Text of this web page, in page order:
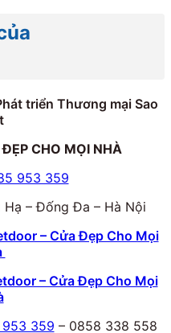
triển Thương mại Sao
CHO MỌI NHÀ
953 359
– Đống Đa – Hà Nội
– Cửa Đẹp Cho Mọi
– Cửa Đẹp Cho Mọi
359 – 0858 338 558